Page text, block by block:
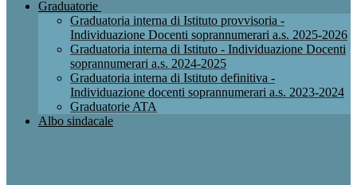
Graduatorie
Graduatoria interna di Istituto provvisoria -
Individuazione Docenti soprannumerari a.s. 2025-2026
Graduatoria interna di Istituto - Individuazione Docenti
soprannumerari a.s. 2024-2025
Graduatoria interna di Istituto definitiva -
Individuazione docenti soprannumerari a.s. 2023-2024
Graduatorie ATA
Albo sindacale